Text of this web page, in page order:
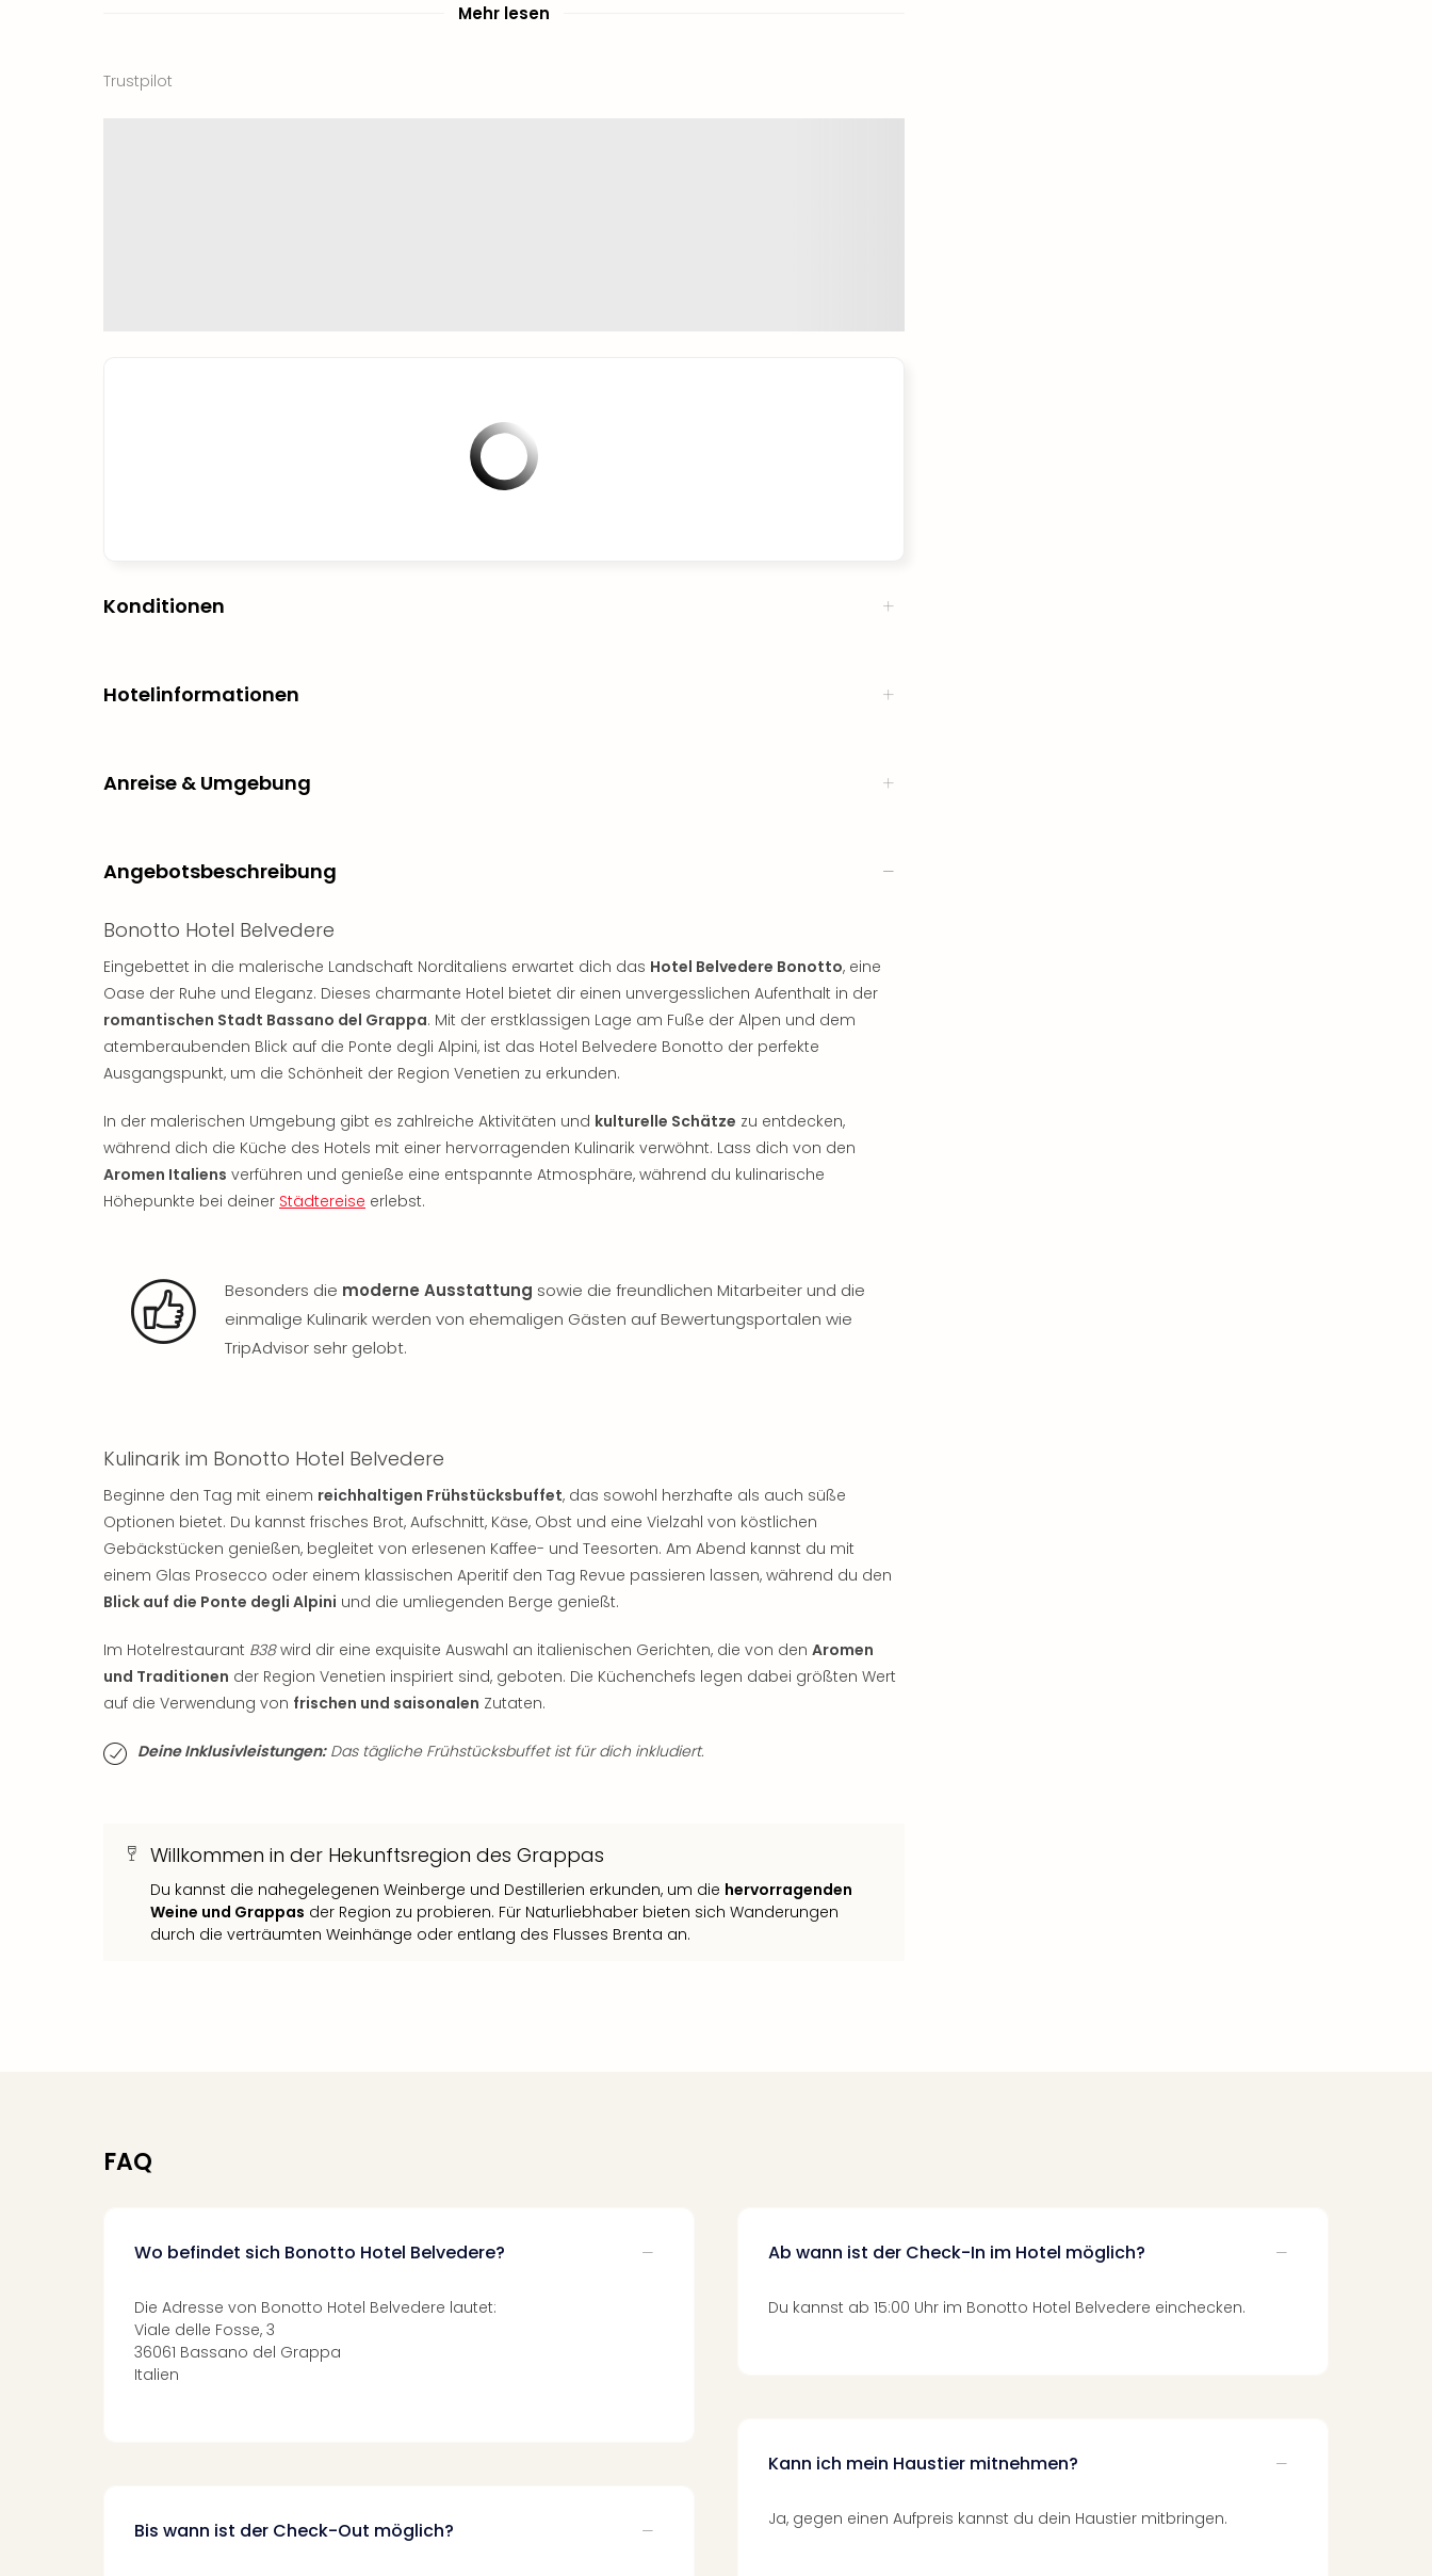
Mehr lesen
Trustpilot
Konditionen
Hotelinformationen
Anreise & Umgebung
Angebotsbeschreibung
Bonotto Hotel Belvedere
Eingebettet in die malerische Landschaft Norditaliens erwartet dich das Hotel Belvedere Bonotto, eine
Oase der Ruhe und Eleganz. Dieses charmante Hotel bietet dir einen unvergesslichen Aufenthalt in der
romantischen Stadt Bassano del Grappa. Mit der erstklassigen Lage am Fuße der Alpen und dem
atemberaubenden Blick auf die Ponte degli Alpini, ist das Hotel Belvedere Bonotto der perfekte
Ausgangspunkt, um die Schönheit der Region Venetien zu erkunden.
In der malerischen Umgebung gibt es zahlreiche Aktivitäten und kulturelle Schätze zu entdecken,
während dich die Küche des Hotels mit einer hervorragenden Kulinarik verwöhnt. Lass dich von den
Aromen Italiens verführen und genieße eine entspannte Atmosphäre, während du kulinarische
Höhepunkte bei deiner Städtereise erlebst.
Besonders die moderne Ausstattung sowie die freundlichen Mitarbeiter und die
einmalige Kulinarik werden von ehemaligen Gästen auf Bewertungsportalen wie
TripAdvisor sehr gelobt.
Kulinarik im Bonotto Hotel Belvedere
Beginne den Tag mit einem reichhaltigen Frühstücksbuffet, das sowohl herzhafte als auch süße
Optionen bietet. Du kannst frisches Brot, Aufschnitt, Käse, Obst und eine Vielzahl von köstlichen
Gebäckstücken genießen, begleitet von erlesenen Kaffee- und Teesorten. Am Abend kannst du mit
einem Glas Prosecco oder einem klassischen Aperitif den Tag Revue passieren lassen, während du den
Blick auf die Ponte degli Alpini und die umliegenden Berge genießt.
Im Hotelrestaurant B38wird dir eine exquisite Auswahl an italienischen Gerichten, die von den Aromen
und Traditionen der Region Venetien inspiriert sind, geboten. Die Küchenchefs legen dabei größten Wert
auf die Verwendung von frischen und saisonalen Zutaten.
Deine Inklusivleistungen:Das tägliche Frühstücksbuffet ist für dich inkludiert.
Willkommen in der Hekunftsregion des Grappas
Du kannst die nahegelegenen Weinberge und Destillerien erkunden, um die hervorragenden
Weine und Grappas der Region zu probieren. Für Naturliebhaber bieten sich Wanderungen
durch die verträumten Weinhänge oder entlang des Flusses Brenta an.
FAQ
Wo befindet sich Bonotto Hotel Belvedere?
Die Adresse von Bonotto Hotel Belvedere lautet:
Viale delle Fosse, 3
36061 Bassano del Grappa
Italien
Bis wann ist der Check-Out möglich?
Ab wann ist der Check-In im Hotel möglich?
Du kannst ab 15:00 Uhr im Bonotto Hotel Belvedere einchecken.
Kann ich mein Haustier mitnehmen?
Ja, gegen einen Aufpreis kannst du dein Haustier mitbringen.